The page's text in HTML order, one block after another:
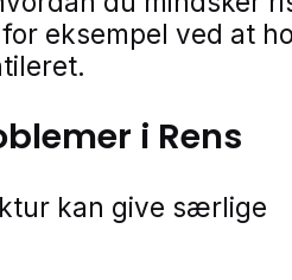
eksempel ved at
i Rens
kan give særlige